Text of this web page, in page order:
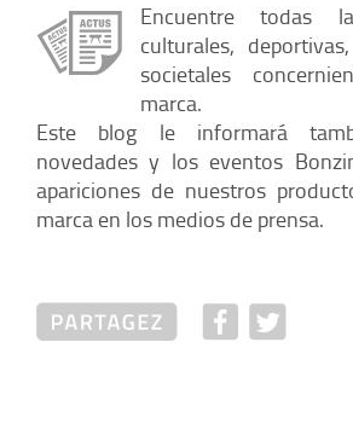
Encuentre todas
culturales,
societales
marca.
Este blog le informará
novedades y los eventos
apariciones de nuestros
marca en los medios de prensa.